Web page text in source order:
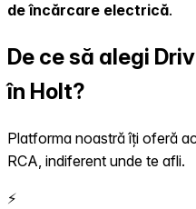
de încărcare electrică.
De ce să alegi
în Holt?
Platforma noastră îți oferă
RCA, indiferent unde te afli.
⚡